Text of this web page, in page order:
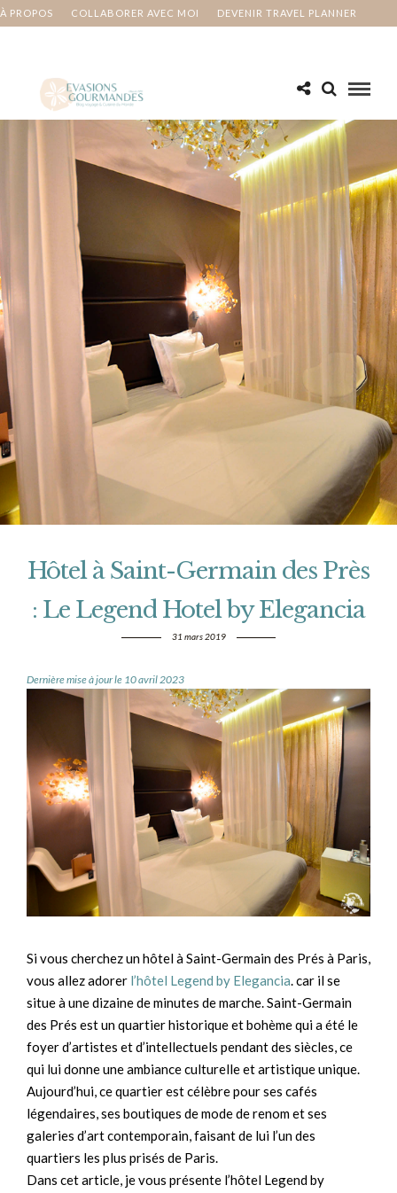
À PROPOS COLLABORER AVEC MOI DEVENIR TRAVEL PLANNER
Hôtel à Saint-Germain des Près
: Le Legend Hotel by Elegancia
31 mars 2019
Dernière mise à jour le 10 avril 2023
Si vous cherchez un hôtel à Saint-Germain des Prés à Paris,
vous allez adorer l’hôtel Legend by Elegancia. car il se
situe à une dizaine de minutes de marche. Saint-Germain
des Prés est un quartier historique et bohème qui a été le
foyer d’artistes et d’intellectuels pendant des siècles, ce
qui lui donne une ambiance culturelle et artistique unique.
Aujourd’hui, ce quartier est célèbre pour ses cafés
légendaires, ses boutiques de mode de renom et ses
galeries d’art contemporain, faisant de lui l’un des
quartiers les plus prisés de Paris.
Dans cet article, je vous présente l’hôtel Legend by